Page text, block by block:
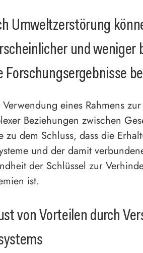
Umweltzerstörung
und weniger
Forschungsergebnisse
Verwendung eines Rahmens
Beziehungen zwischen
zu dem Schluss, dass die
und der damit
der Schlüssel zur
ist.
von Vorteilen durch